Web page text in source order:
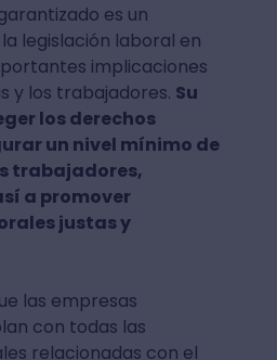
es un
legislación laboral en
implicaciones
y los trabajadores. Su
los derechos
un nivel mínimo de
trabajadores,
a promover
justas y
las empresas
con todas las
relacionadas con el